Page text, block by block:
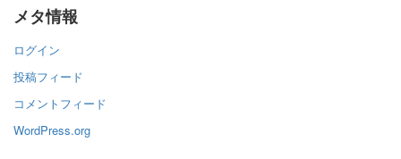
メタ情報
ログイン
投稿フィード
コメントフィード
WordPress.org